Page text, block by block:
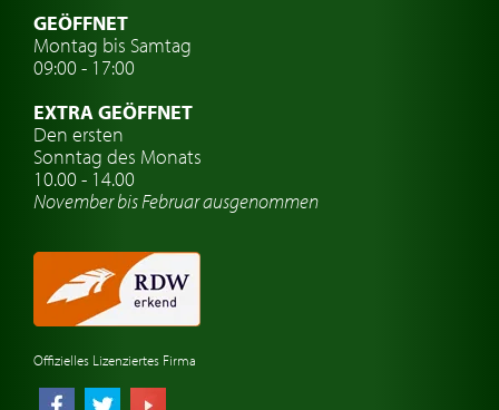
Oldtimer mit h-kennzeichen
Auto Oldtimer Markt
Oldtimer-Versicherung
Oldtimer-Clubs
Oldtimer-Reisen
Automarken uhren
GEÖFFNET
Montag bis Samtag
09:00 - 17:00
EXTRA GEÖFFNET
Den ersten
Sonntag des Monats
10.00 - 14.00
November bis Februar ausgenommen
Offizielles Lizenziertes Firma